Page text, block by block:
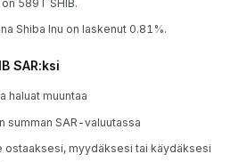
589T SHIB.
Shiba Inu on laskenut 0.81%.
SAR:ksi
haluat muuntaa
summan SAR-valuutassa
myydäksesi tai käydäksesi